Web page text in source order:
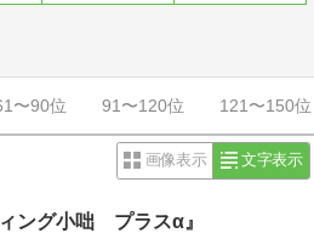
〜90位 91〜120位 121〜150位
画像表示 文字表示
ィング小咄 プラスα』